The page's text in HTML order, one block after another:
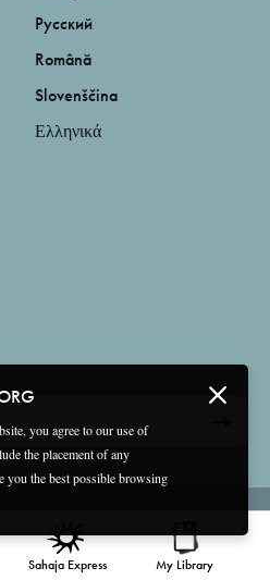
Sahaja Express My Library
you agree to our use of
the placement of any
you the best possible browsing
Русский
Română
Slovenščina
Ελληνικά
and Associação Mooji Sangha